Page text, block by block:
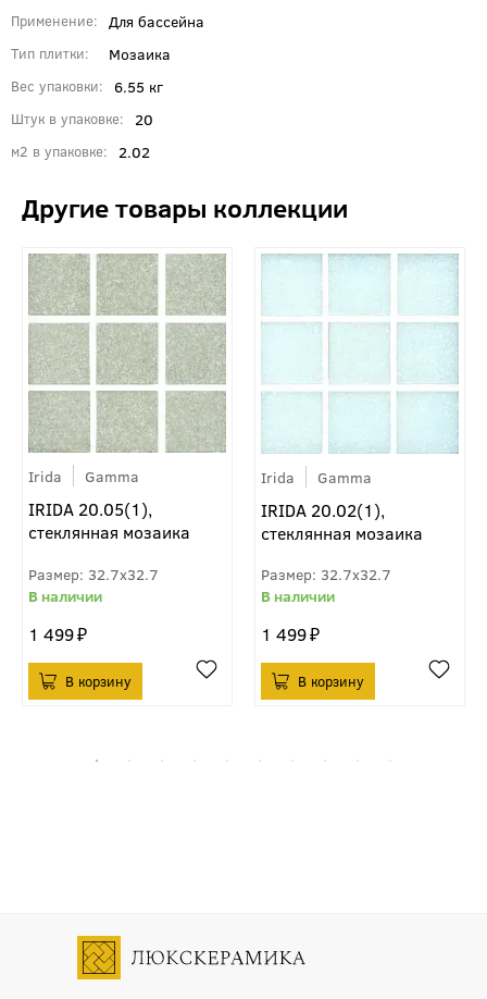
Применение Для бассейна
Тип плитки Мозаика
Вес упаковки 6.55 кг
Штук в упаковке 20
м2 в упаковке 2.02
Irida Gamma
IRIDA 20.05(1),
стеклянная мозаика
32.7x32.7
1 499
Irida Gamma
IRIDA 20.02(1),
стеклянная мозаика
32.7x32.7
1 499